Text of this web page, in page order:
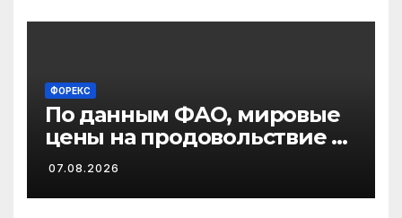
ФОРЕКС
По данным ФАО, мировые
цены на продовольствие в
июле достигли
трехлетнего максимума на
фоне неблагоприятных
07.08.2026